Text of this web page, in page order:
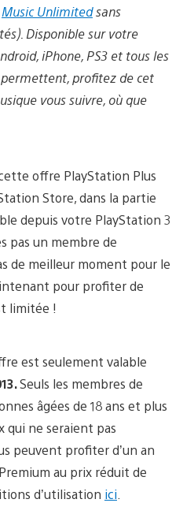
Music Unlimitedsans
Disponible sur votre
iPhone, PS3 et tous les
profitez de cet
vous suivre, où que
offre PlayStation Plus
Store, dans la partie
depuis votre PlayStation 3
pas un membre de
de meilleur moment pour le
pour profiter de
limitée !
est seulement valable
.Seuls les membres de
âgées de 18 ans et plus
qui ne seraient pas
peuvent profiter d’un an
Premium au prix réduit de
d’utilisation ici